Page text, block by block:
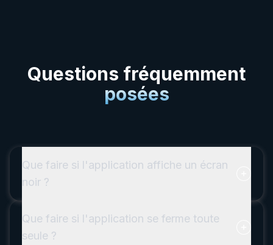
Questions fréquemment
posées
Que faire si l'application affiche un écran
noir ?
Que faire si l'application se ferme toute
seule ?